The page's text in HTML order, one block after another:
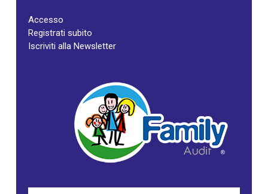
Accesso
Registrati subito
Iscriviti alla Newsletter